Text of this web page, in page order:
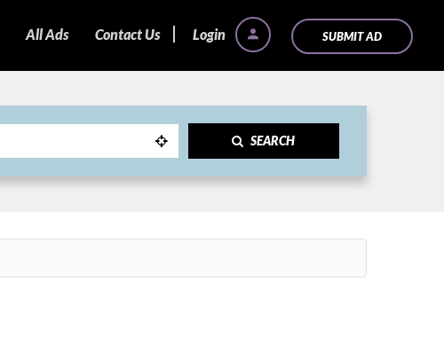
Login SUBMIT AD
All Ads Contact Us
SEARCH